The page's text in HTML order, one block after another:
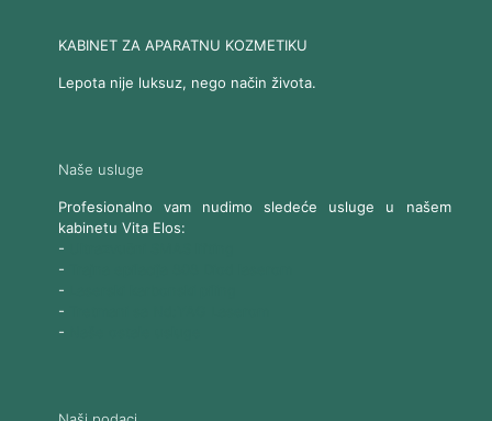
KABINET ZA APARATNU KOZMETIKU
Lepota nije luksuz, nego način života.
Naše usluge
Profesionalno vam nudimo sledeće usluge u našem
kabinetu Vita Elos:
-
-
-
-
-